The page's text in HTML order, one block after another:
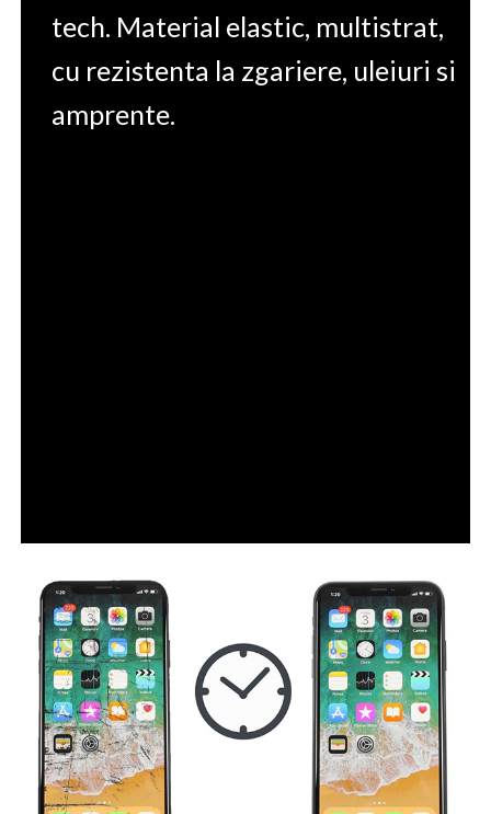
tech. Material elastic, multistrat,
cu rezistenta la zgariere, uleiuri si
amprente.